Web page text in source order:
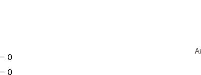
0
0